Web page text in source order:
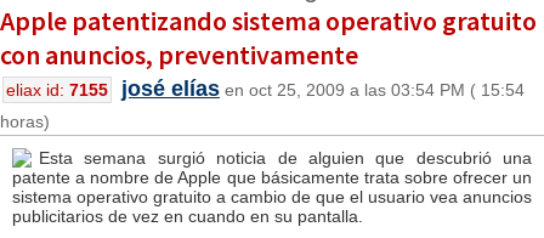
Apple patentizando sistema operativo gratuito
con anuncios, preventivamente
eliax id: 7155 josé elías en oct 25, 2009 a las 03:54 PM ( 15:54
horas)
Esta semana surgió noticia de alguien que descubrió una
patente a nombre de Apple que básicamente trata sobre ofrecer un
sistema operativo gratuito a cambio de que el usuario vea anuncios
publicitarios de vez en cuando en su pantalla.